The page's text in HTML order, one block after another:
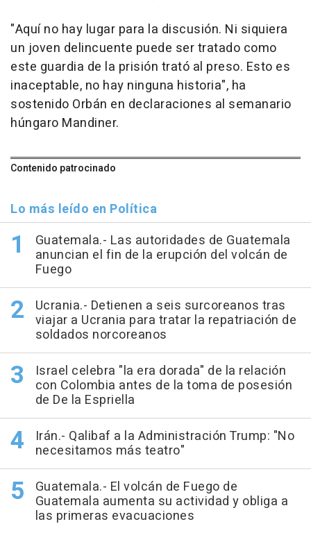
"Aquí no hay lugar para la discusión. Ni siquiera
un joven delincuente puede ser tratado como
este guardia de la prisión trató al preso. Esto es
inaceptable, no hay ninguna historia", ha
sostenido Orbán en declaraciones al semanario
húngaro Mandiner.
Contenido patrocinado
Lo más leído en Política
Guatemala.- Las autoridades de Guatemala
anuncian el fin de la erupción del volcán de
Fuego
Ucrania.- Detienen a seis surcoreanos tras
viajar a Ucrania para tratar la repatriación de
soldados norcoreanos
Israel celebra "la era dorada" de la relación
con Colombia antes de la toma de posesión
de De la Espriella
Irán.- Qalibaf a la Administración Trump: "No
necesitamos más teatro"
Guatemala.- El volcán de Fuego de
Guatemala aumenta su actividad y obliga a
las primeras evacuaciones